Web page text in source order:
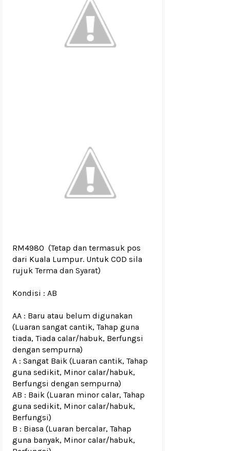
RM4980 (Tetap dan termasuk pos
dari Kuala Lumpur. Untuk COD sila
rujuk Terma dan Syarat)
Kondisi : AB
AA : Baru atau belum digunakan
(Luaran sangat cantik, Tahap guna
tiada, Tiada calar/habuk, Berfungsi
dengan sempurna)
A : Sangat Baik (Luaran cantik, Tahap
guna sedikit, Minor calar/habuk,
Berfungsi dengan sempurna)
AB : Baik (Luaran minor calar, Tahap
guna sedikit, Minor calar/habuk,
Berfungsi)
B : Biasa (Luaran bercalar, Tahap
guna banyak, Minor calar/habuk,